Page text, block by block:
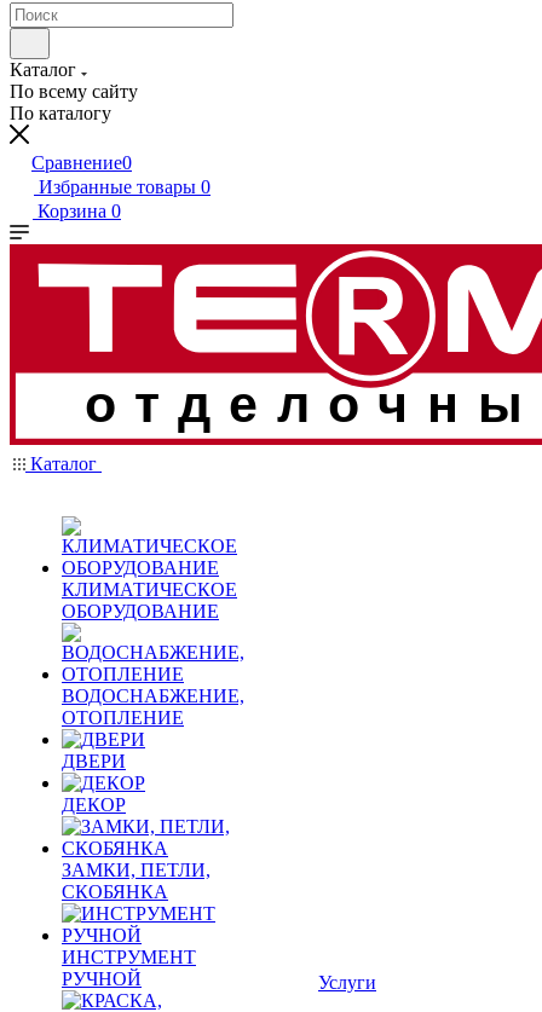
Каталог
По всему сайту
По каталогу
Сравнение0
Избранные товары 0
Корзина 0
Каталог
КЛИМАТИЧЕСКОЕ
ОБОРУДОВАНИЕ
ВОДОСНАБЖЕНИЕ,
ОТОПЛЕНИЕ
ДВЕРИ
ДЕКОР
ЗАМКИ, ПЕТЛИ,
СКОБЯНКА
ИНСТРУМЕНТ
РУЧНОЙ
Услуги